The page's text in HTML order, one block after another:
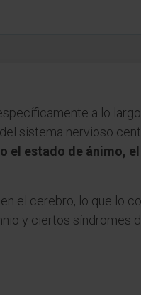
a lo
sistema nervioso
el estado de ánimo, el
el cerebro, lo que lo
y ciertos síndromes